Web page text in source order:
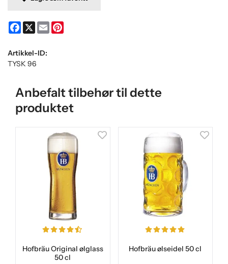
Facebook
X Email
Artikkel-ID:
TYSK 96
Anbefalt tilbehør til dette
produktet
Hofbräu Original ølglass
50 cl
Hofbräu ølseidel 50 cl